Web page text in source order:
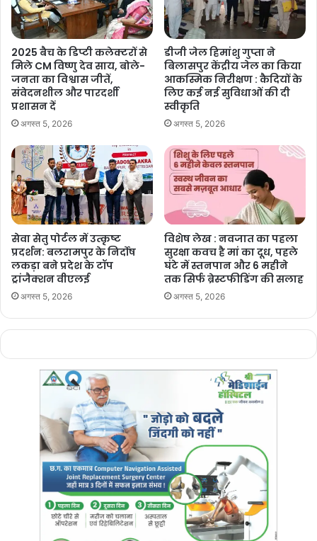
2025 बैच के डिप्टी कलेक्टरों से
मिले CM विष्णु देव साय, बोले-
जनता का विश्वास जीतें,
संवेदनशील और पारदर्शी
प्रशासन दें
अगस्त 5, 2026
डीजी जेल हिमांशु गुप्ता ने
बिलासपुर केंद्रीय जेल का किया
आकस्मिक निरीक्षण : कैदियों के
लिए कई नई सुविधाओं की दी
स्वीकृति
अगस्त 5, 2026
सेवा सेतु पोर्टल में उत्कृष्ट
प्रदर्शन: बलरामपुर के निर्दोष
लकड़ा बने प्रदेश के टॉप
ट्रांजैक्शन वीएलई
अगस्त 5, 2026
विशेष लेख : नवजात का पहला
सुरक्षा कवच है मां का दूध, पहले
घंटे में स्तनपान और 6 महीने
तक सिर्फ ब्रेस्टफीडिंग की सलाह
अगस्त 5, 2026